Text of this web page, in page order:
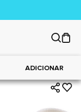
ADICIONAR